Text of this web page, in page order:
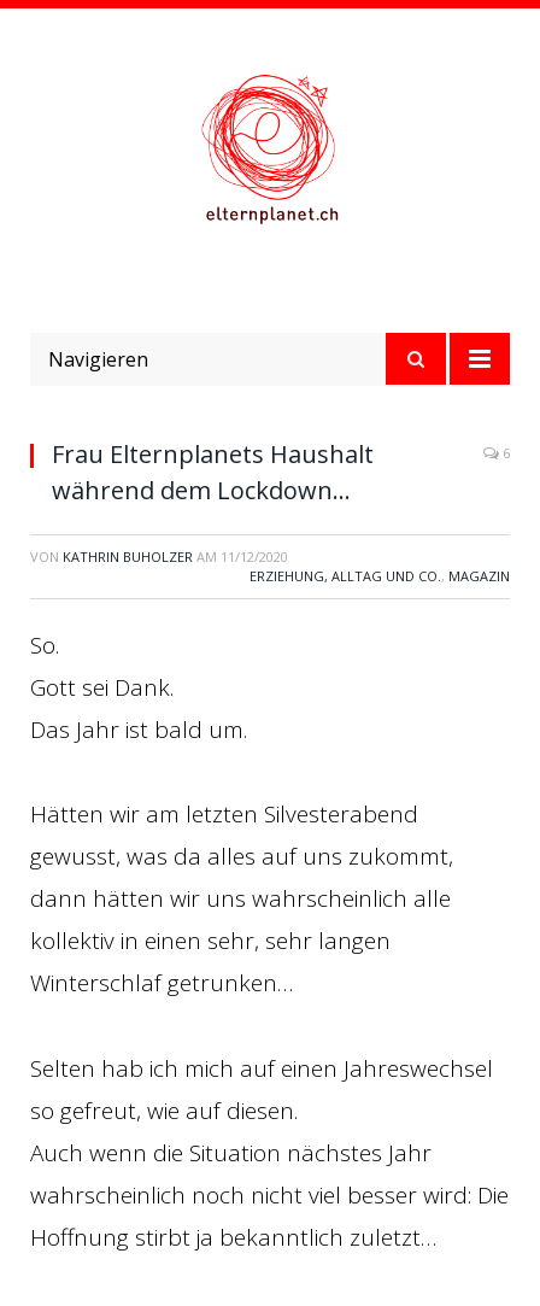
Navigieren
Frau Elternplanets Haushalt
während dem Lockdown…
6
VON KATHRIN BUHOLZER AM 11/12/2020
ERZIEHUNG, ALLTAG UND CO., MAGAZIN
So.
Gott sei Dank.
Das Jahr ist bald um.
Hätten wir am letzten Silvesterabend
gewusst, was da alles auf uns zukommt,
dann hätten wir uns wahrscheinlich alle
kollektiv in einen sehr, sehr langen
Winterschlaf getrunken…
Selten hab ich mich auf einen Jahreswechsel
so gefreut, wie auf diesen.
Auch wenn die Situation nächstes Jahr
wahrscheinlich noch nicht viel besser wird: Die
Hoffnung stirbt ja bekanntlich zuletzt…